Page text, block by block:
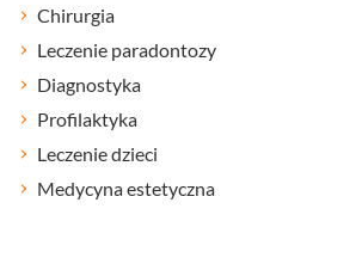
Chirurgia
Leczenie paradontozy
Diagnostyka
Profilaktyka
Leczenie dzieci
Medycyna estetyczna